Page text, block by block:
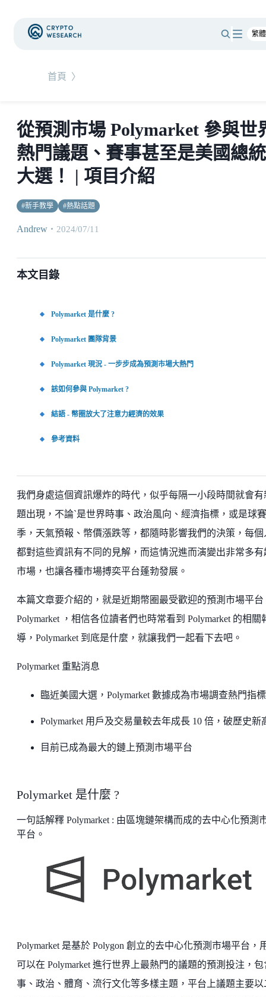
首頁 〉
從預測市場 Polymarket 參與世
熱門議題、賽事甚至是美國總統
大選！ | 項目介紹
#新手教學 #熱點話題
Andrew ・ 2024/07/11
本文目錄
Polymarket 是什麼 ?
Polymarket 團隊背景
Polymarket 現況 - 一步步成為預測市場大熱門
該如何參與 Polymarket ?
結語 - 幣圈放大了注意力經濟的效果
參考資料
我們身處這個資訊爆炸的時代，似乎每隔一小段時間就會有
題出現，不論ˋ是世界時事、政治風向、經濟指標，或是球
季，天氣預報、幣價漲跌等，都隨時影響我們的決策，每個
都對這些資訊有不同的見解，而這情況進而演變出非常多有
市場，也讓各種市場搏奕平台蓬勃發展。
本篇文章要介紹的，就是近期幣圈最受歡迎的預測市場平台
Polymarket ，相信各位讀者們也時常看到 Polymarket 的相關
導，Polymarket 到底是什麼，就讓我們一起看下去吧。
Polymarket 重點消息
臨近美國大選，Polymarket 數據成為市場調查熱門指標
Polymarket 用戶及交易量較去年成長 10 倍，破歷史新
目前已成為最大的鏈上預測市場平台
Polymarket 是什麼 ?
一句話解釋 Polymarket : 由區塊鏈架構而成的去中心化預測
平台。
Polymarket 是基於 Polygon 創立的去中心化預測市場平台，
可以在 Polymarket 進行世界上最熱門的議題的預測投注，包
事、政治、體育、流行文化等多樣主題，平台上議題主要以